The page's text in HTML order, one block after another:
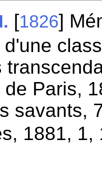
[1826]
Paris,
savants,
1881,